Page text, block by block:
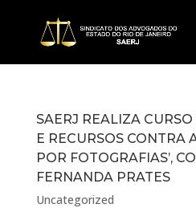
SAERJ REALIZA CURSO
E RECURSOS CONTRA
POR FOTOGRAFIAS’,
FERNANDA PRATES
Uncategorized